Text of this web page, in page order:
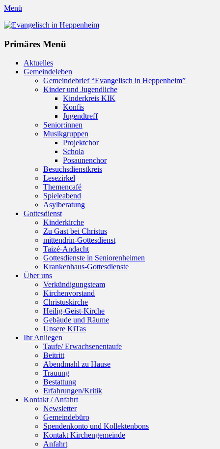
Menü
Evangelisch in Heppenheim
Primäres Menü
Zum
Inhalt
Aktuelles
Gemeindeleben
Gemeindebrief “Evangelisch in Heppenheim”
Kinder und Jugendliche
Kinderkreis KIK
Konfis
Jugendtreff
Senior:innen
Musikgruppen
Projektchor
Schola
Posaunenchor
Besuchsdienstkreis
Lesezirkel
Themencafé
Spieleabend
Asylberatung
Gottesdienst
Kinderkirche
Zu Gast bei Christus
mittendrin-Gottesdienst
Taizé-Andacht
Gottesdienste in Seniorenheimen
Krankenhaus-Gottesdienste
Über uns
Verkündigungsteam
Kirchenvorstand
Christuskirche
Heilig-Geist-Kirche
Gebäude und Räume
Unsere KiTas
Ihr Anliegen
Taufe/ Erwachsenentaufe
Beitritt
Abendmahl zu Hause
Trauung
Bestattung
Erfahrungen/Kritik
Kontakt / Anfahrt
Newsletter
Gemeindebüro
Spendenkonto und Kollektenbons
Kontakt Kirchengemeinde
Anfahrt